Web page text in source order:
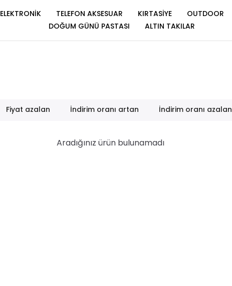
ELEKTRONİK TELEFON AKSESUAR KIRTASİYE OUTDOOR
DOĞUM GÜNÜ PASTASI
ALTIN TAKILAR
Fiyat azalan İndirim oranı artan İndirim oranı azalan
Aradığınız ürün bulunamadı